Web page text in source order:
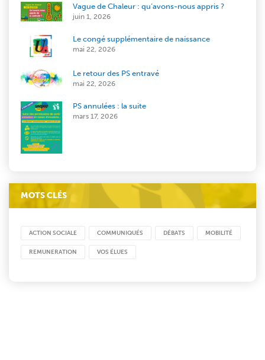
Vague de Chaleur : qu’avons-nous appris ?
juin 1, 2026
Le congé supplémentaire de naissance
mai 22, 2026
Le retour des PS entravé
mai 22, 2026
PS annulées : la suite
mars 17, 2026
MOTS CLÉS
ACTION SOCIALE COMMUNIQUÉS DÉBATS MOBILITÉ
REMUNERATION VOS ÉLUES